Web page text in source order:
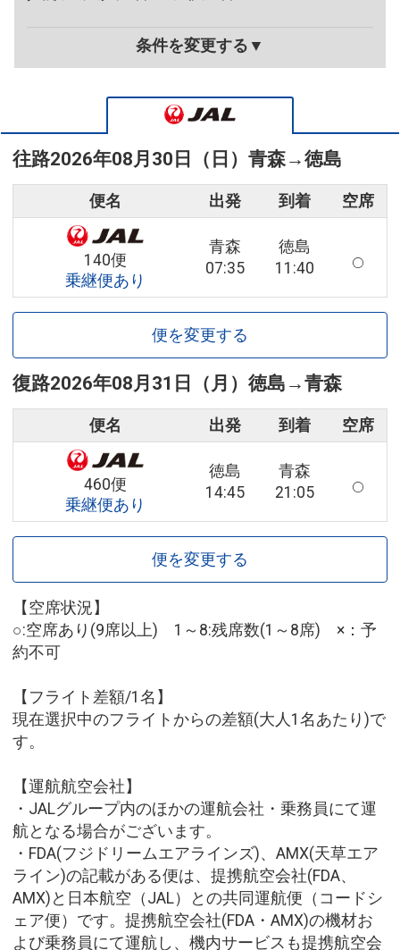
条件を変更する▼
往路2026年08月30日（日） 青森→徳島
便名 出発 到着 空席
140便
乗継便あり
青森
07:35
徳島
11:40
便を変更する
復路2026年08月31日（月） 徳島 →青森
便名 出発 到着 空席
460便
乗継便あり
徳島
14:45
青森
21:05
便を変更する
【空席状況】
○:空席あり(9席以上) 1～8:残席数(1～8席) ×：予
約不可
【フライト差額/1名】
現在選択中のフライトからの差額(大人1名あたり)で
す。
【運航航空会社】
・JALグループ内のほかの運航会社・乗務員にて運
航となる場合がございます。
・FDA(フジドリームエアラインズ)、AMX(天草エア
ライン)の記載がある便は、提携航空会社(FDA、
AMX)と日本航空（JAL）との共同運航便（コードシ
ェア便）です。提携航空会社(FDA・AMX)の機材お
よび乗務員にて運航し、機内サービスも提携航空会